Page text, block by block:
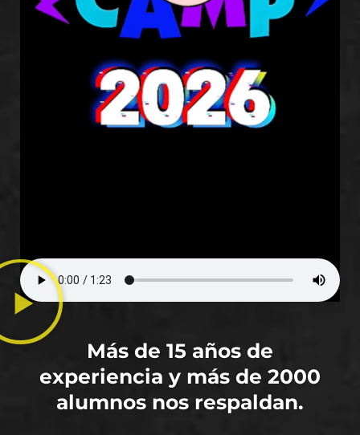
Más de 15 años de
experiencia y más de 2000
alumnos nos respaldan.